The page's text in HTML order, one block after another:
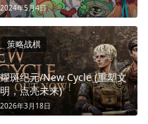
2024年5月4日
耀斑纪元/New Cycle (重塑文
明，点亮未来)
2026年3月18日
策略战棋